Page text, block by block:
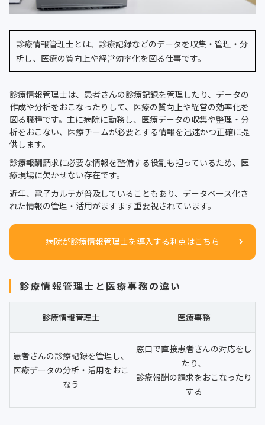
診療情報管理士とは、診療記録などのデータを収集・管理・分
析し、医療の質向上や経営効率化を図る仕事です。
診療情報管理士は、患者さんの診療記録を管理したり、データの
作成や分析をおこなったりして、医療の質向上や経営の効率化を
図る職種です。主に病院に勤務し、医療データの収集や整理・分
析をおこない、医療チームが必要とする情報を迅速かつ正確に提
供します。
診療報酬請求に必要な情報を整備する役割も担っているため、医
療現場に欠かせない存在です。
近年、電子カルテが普及していることもあり、データベース化さ
れた情報の管理・活用がますます重要視されています。
病院が診療情報管理士を導入する利点はこちら
診療情報管理士と医療事務の違い
診療情報管理士 医療事務
患者さんの診療記録を管理し、
医療データの分析・活用をおこ
なう
窓口で直接患者さんの対応をし
たり、
診療報酬の請求をおこなったり
する